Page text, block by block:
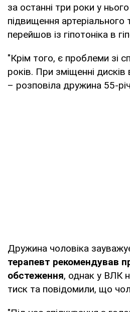
за останні три роки у
підвищення артеріального
перейшов із гіпотоніка в
"Крім того, є проблеми зі
років. При зміщенні
– розповіла дружина 55-
Дружина чоловіка
терапевт рекомендував
обстеження, однак у ВЛК
тиск та повідомили, що